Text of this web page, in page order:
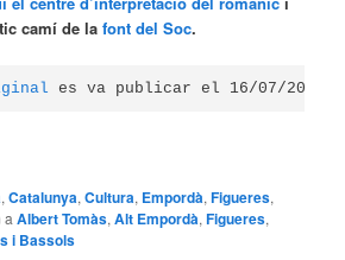
camí de lafont del Soc.
es va publicar el 16/07/2020
,Catalunya,Cultura, Empordà,Figueres,
a Albert Tomàs,Alt Empordà,Figueres,
i Bassols